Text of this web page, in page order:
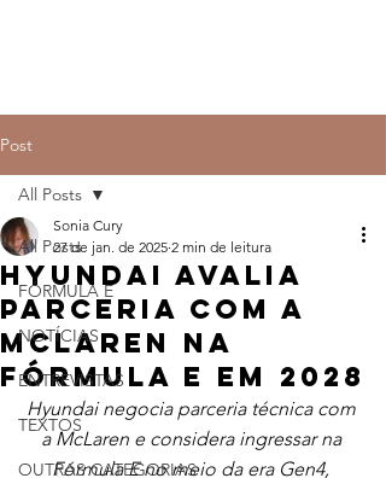
Post
All Posts
FÓRMULA E
NOTÍCIAS
ENTREVISTAS
TEXTOS
OUTRAS CATEGORIAS
All Posts
Hyundai avalia
parceria com a
McLaren na
Fórmula E em 2028
Sonia Cury
27 de jan. de 2025 2 min de leitura
Hyundai negocia parceria técnica com
a McLaren e considera ingressar na
Fórmula E no meio da era Gen4,